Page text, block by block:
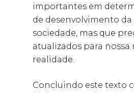
importantes em
de desenvolvimento da
sociedade, mas que
atualizados para nossa
realidade.
Concluindo este texto